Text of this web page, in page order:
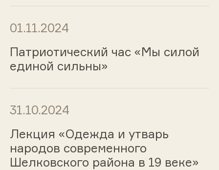
01.11.2024
Патриотический час «Мы силой
единой сильны»
31.10.2024
Лекция «Одежда и утварь
народов современного
Шелковского района в 19 веке»